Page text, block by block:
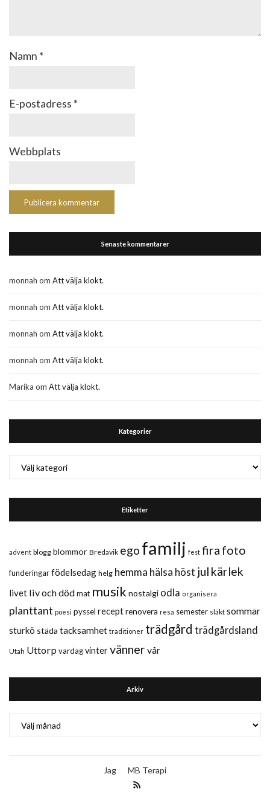
Namn *
E-postadress *
Webbplats
Senaste kommentarer
monnah om Att välja klokt.
monnah om Att välja klokt.
monnah om Att välja klokt.
monnah om Att välja klokt.
Marika om Att välja klokt.
Kategorier
Etiketter
advent blogg blommor Bredavik ego familj fest fira foto
funderingarfödelsedag helg hemma hälsa höst jul kärlek
livet liv och dödmat musik nostalgi odla organisera
planttant poesi pyssel receptrenovera resa semester släkt sommar
sturkö städa tacksamhet traditioner trädgård trädgårdsland
Utah Uttorp vardagvintervänner vår
Arkiv
Jag MB Terapi